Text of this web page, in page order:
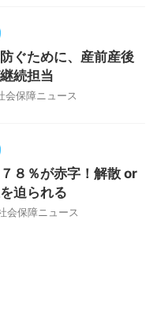
ぐために、産前産後
続担当
会保障ニュース
８％が赤字！解散 or
迫られる
会保障ニュース